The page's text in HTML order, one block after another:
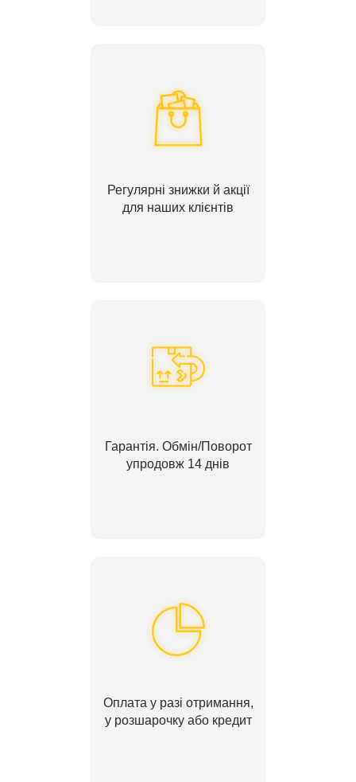
Регулярні знижки й акції
для наших клієнтів
Гарантія. Обмін/Поворот
упродовж 14 днів
Оплата у разі отримання,
у розшарочку або кредит